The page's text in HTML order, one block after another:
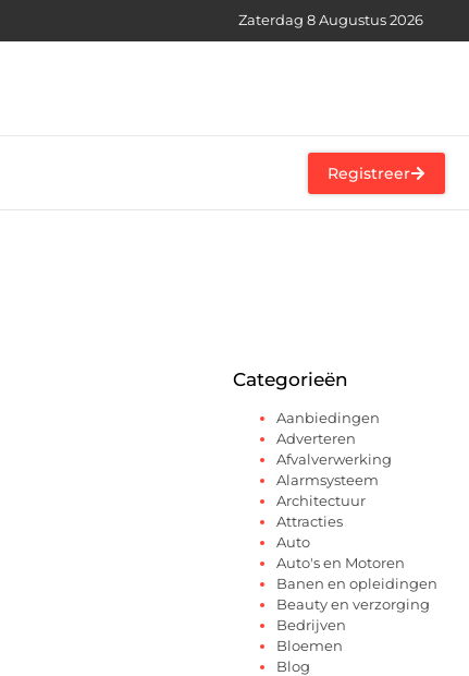
Zaterdag 8 Augustus 2026
Registreer
Categorieën
Aanbiedingen
Adverteren
Afvalverwerking
Alarmsysteem
Architectuur
Attracties
Auto
Auto's en Motoren
Banen en opleidingen
Beauty en verzorging
Bedrijven
Bloemen
Blog